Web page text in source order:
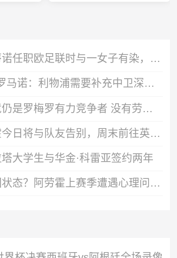
英媒：因凡蒂诺任职欧足联时与一女子有染，欧足联付6位数封口费
HWG确认！罗马诺：利物浦需要补充中卫深度，如今出手签下阿劳霍
佩杜拉：马竞仍是罗梅罗有力竞争者 没有劳塔罗致电球员的消息
记者：阿劳霍今日将与队友告别，周末前往英格兰租借加盟利物浦
大学生与华金·科雷亚签约两年
换个环境找回状态？阿劳霍上赛季遭遇心理问题，世界杯受伤未出场